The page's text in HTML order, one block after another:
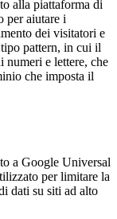
alla piattaforma di
per aiutare i
dei visitatori e
pattern, in cui il
numeri e lettere, che
che imposta il
a Google Universal
per limitare la
dati su siti ad alto